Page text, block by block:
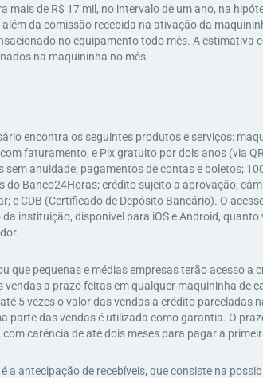
mais de R$ 17 mil, no intervalo de um ano, na
da comissão recebida na ativação da
no equipamento todo mês. A estimativa
na maquininha no mês.
encontra os seguintes produtos e serviços:
faturamento, e Pix gratuito por dois anos (via
anuidade; pagamentos de contas e boletos;
Banco24Horas; crédito sujeito a aprovação;
e CDB (Certificado de Depósito Bancário). O
instituição, disponível para iOS e Android, quanto
que pequenas e médias empresas terão acesso a
a prazo feitas em qualquer maquininha de
5 vezes o valor das vendas a crédito parceladas
parte das vendas é utilizada como garantia. O
carência de até dois meses para pagar a
a antecipação de recebíveis, que consiste na